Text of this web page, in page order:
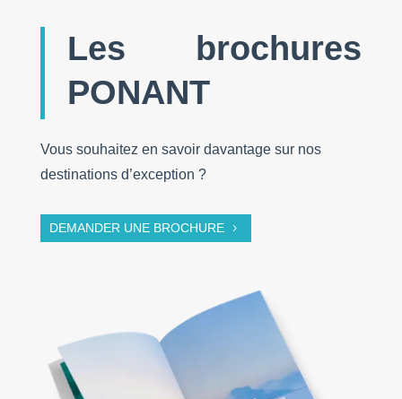
Les brochures
PONANT
Vous souhaitez en savoir davantage sur nos
destinations d’exception ?
DEMANDER UNE BROCHURE